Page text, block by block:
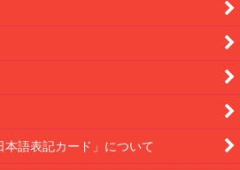
語表記カード」について